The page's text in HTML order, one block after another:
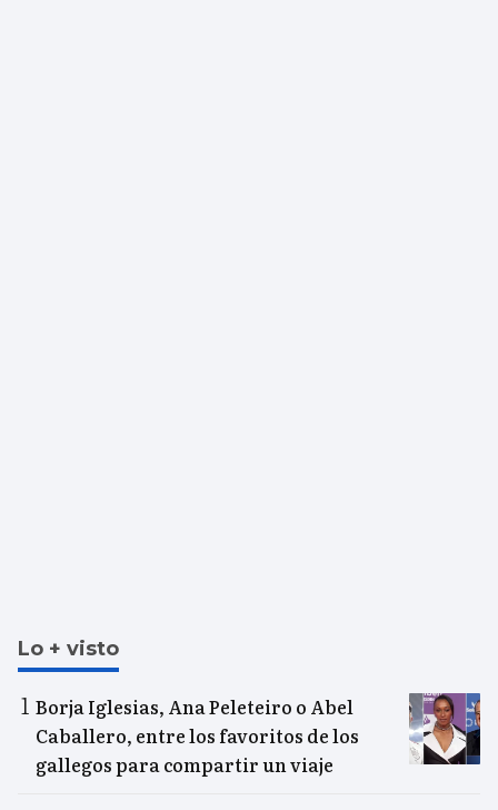
Lo + visto
Borja Iglesias, Ana Peleteiro o Abel
Caballero, entre los favoritos de los
gallegos para compartir un viaje